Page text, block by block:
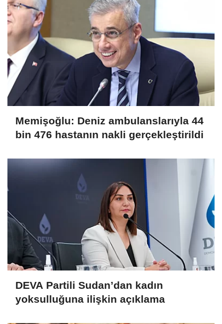
Memişoğlu: Deniz ambulanslarıyla 44
bin 476 hastanın nakli gerçekleştirildi
DEVA Partili Sudan’dan kadın
yoksulluğuna ilişkin açıklama